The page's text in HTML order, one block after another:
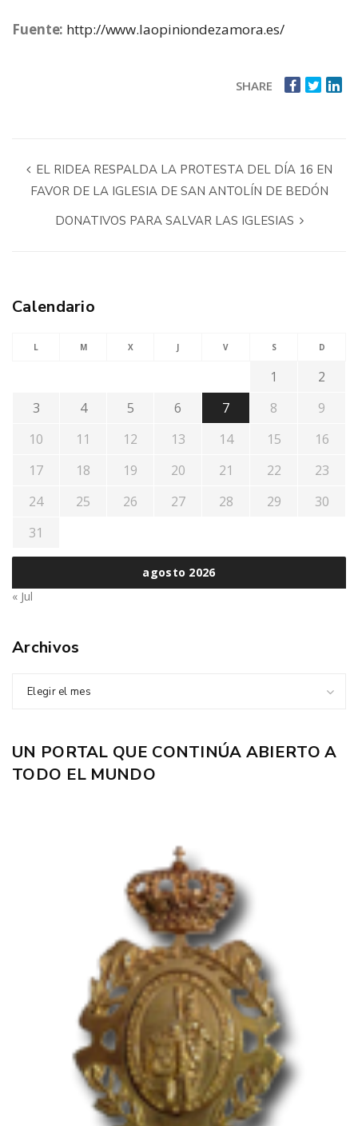
Fuente: http://www.laopiniondezamora.es/
SHARE
EL RIDEA RESPALDA LA PROTESTA DEL DÍA 16 EN
FAVOR DE LA IGLESIA DE SAN ANTOLÍN DE BEDÓN
DONATIVOS PARA SALVAR LAS IGLESIAS
Calendario
agosto 2026
L M X J V S D
1
2
3
4 5 6 7 8
9
10
11 12 13 14 15
16
17
18 19 20 21 22
23
24
25 26 27 28 29
30
31
« Jul
Archivos
Elegir el mes
UN PORTAL QUE CONTINÚA ABIERTO A
TODO EL MUNDO